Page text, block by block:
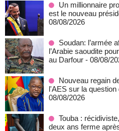
Un millionnaire
est le nouveau
08/08/2026
Soudan: l’armée
l’Arabie saoudite
au Darfour - 08/08/
Nouveau regain
l'AES sur la
08/08/2026
Touba :
deux ans ferme